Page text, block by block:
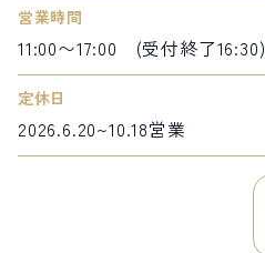
営業時間
11:00〜17:00 (受付終了16:30)
定休日
2026.6.20~10.18営業